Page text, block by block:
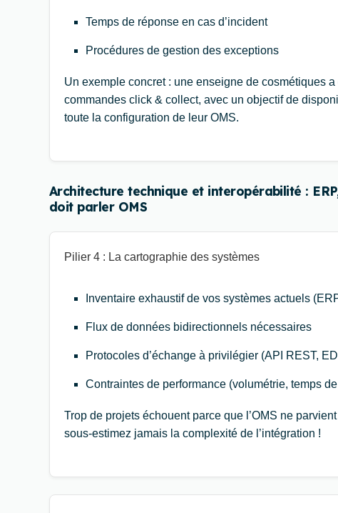
Temps de réponse en cas d’incident
Procédures de gestion des exceptions
Un exemple concret : une enseigne de cosmétiques
commandes click & collect, avec un objectif de
toute la configuration de leur OMS.
Architecture technique et interopérabilité :
doit parler OMS
Pilier 4 : La cartographie des systèmes
Inventaire exhaustif de vos systèmes actuels
Flux de données bidirectionnels nécessaires
Protocoles d’échange à privilégier (API REST,
Contraintes de performance (volumétrie, temps
Trop de projets échouent parce que l’OMS ne
sous-estimez jamais la complexité de l’intégration !